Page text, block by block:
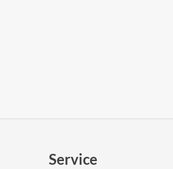
Service